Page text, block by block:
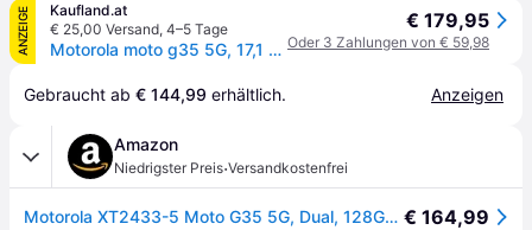
ANZEIGE
Kaufland.at
€ 25,00 Versand, 4–5 Tage
Motorola moto g35 5G, 17,1 cm (6.72"), 4 GB, 128 GB, 50 MP, Android 14, Schwarz
€ 179,95
Oder 3 Zahlungen von € 59,98
Gebraucht ab € 144,99 erhältlich. Anzeigen
Amazon
Niedrigster Preis·Versandkostenfrei
Motorola XT2433-5 Moto G35 5G, Dual, 128GB 4GB RAM, Midnight Black PB3K0008SE € 164,99